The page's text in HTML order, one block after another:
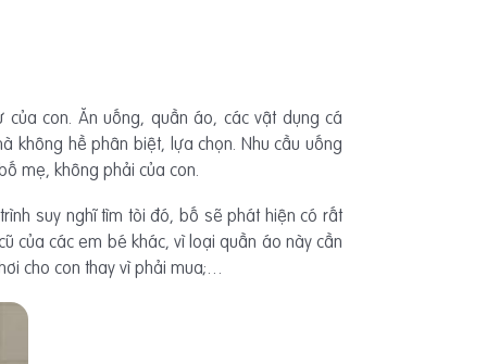
con. Ăn uống, quần áo, các vật dụng cá
không hề phân biệt, lựa chọn. Nhu cầu uống
mẹ, không phải của con.
suy nghĩ tìm tòi đó, bố sẽ phát hiện có rất
của các em bé khác, vì loại quần áo này cần
cho con thay vì phải mua;…